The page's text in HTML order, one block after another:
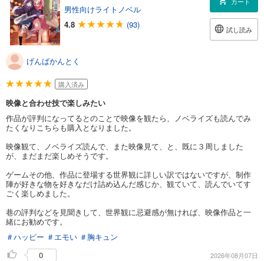
男性向けライトノベル
4.8
(93) 試し読み
げんばかんとく
購入済み
映像と合わせ技で楽しみたい
作品が評判になってるとのことで映像を観たら、ノベライズも読んでみ
たくなりこちらも購入となりました。
映像観て、ノベライズ読んで、また映像見て、と、既に３周しました
が、まだまだ楽しめそうです。
ゲームその他、作品に登場する世界観に詳しい訳ではないですが、制作
陣が好きな物を好きなだけ詰め込んだ感じか、観ていて、読んでいてす
ごく楽しめました。
巷の評判などを見聞きして、世界観に忌避感が無ければ、映像作品と一
緒にお勧めです。
＃ハッピー ＃エモい ＃胸キュン
0
2026年08月07日